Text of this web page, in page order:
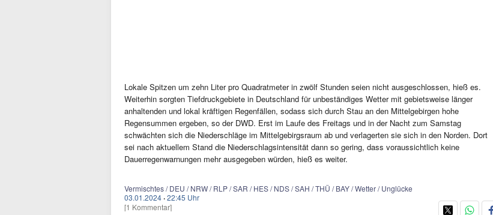
Lokale Spitzen um zehn Liter pro Quadratmeter in zwölf Stunden seien nicht ausgeschlossen, hieß es.
Weiterhin sorgten Tiefdruckgebiete in Deutschland für unbeständiges Wetter mit gebietsweise länger
anhaltenden und lokal kräftigen Regenfällen, sodass sich durch Stau an den Mittelgebirgen hohe
Regensummen ergeben, so der DWD. Erst im Laufe des Freitags und in der Nacht zum Samstag
schwächten sich die Niederschläge im Mittelgebirgsraum ab und verlagerten sie sich in den Norden. Dort
sei nach aktuellem Stand die Niederschlagsintensität dann so gering, dass voraussichtlich keine
Dauerregenwarnungen mehr ausgegeben würden, hieß es weiter.
Vermischtes / DEU / NRW / RLP / SAR / HES / NDS / SAH / THÜ / BAY / Wetter / Unglücke
03.01.2024 ·22:45 Uhr
[1 Kommentar]